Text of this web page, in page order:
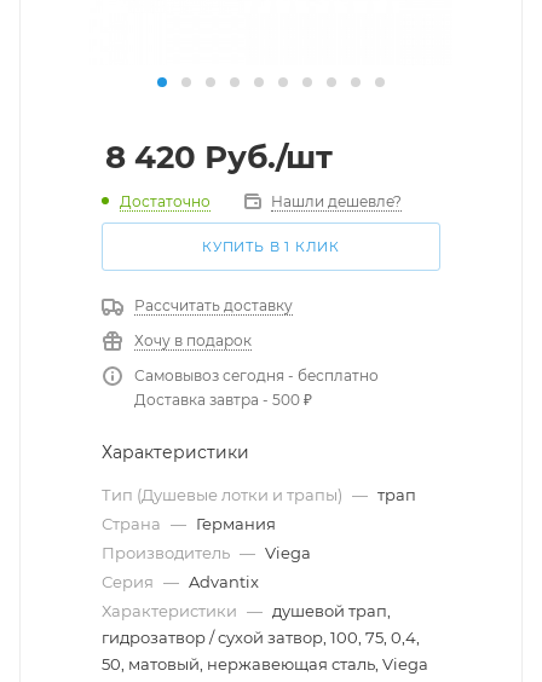
8 420 Руб./шт
Достаточно Нашли дешевле?
КУПИТЬ В 1 КЛИК
Рассчитать доставку
Хочу в подарок
Самовывоз сегодня - бесплатно
Доставка завтра - 500 ₽
Характеристики
Тип (Душевые лотки и трапы) — трап
Страна — Германия
Производитель — Viega
Серия — Advantix
Характеристики — душевой трап,
гидрозатвор / сухой затвор, 100, 75, 0,4,
50, матовый, нержавеющая сталь, Viega